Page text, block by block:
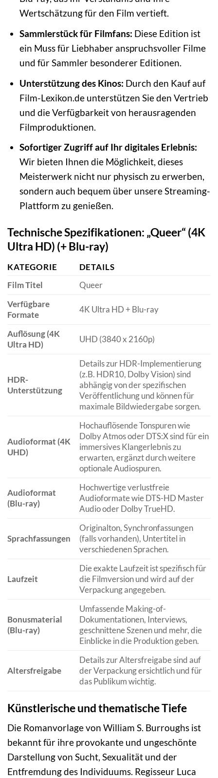
Wertschätzung für den Film vertieft.
Sammlerstück für Filmfans: Diese Edition ist
ein Muss für Liebhaber anspruchsvoller Filme
und für Sammler besonderer Editionen.
Unterstützung des Kinos: Durch den Kauf auf
Film-Lexikon.de unterstützen Sie den Vertrieb
und die Verfügbarkeit von herausragenden
Filmproduktionen.
Sofortiger Zugriff auf Ihr digitales Erlebnis:
Wir bieten Ihnen die Möglichkeit, dieses
Meisterwerk nicht nur physisch zu erwerben,
sondern auch bequem über unsere Streaming-
Plattform zu genießen.
Technische Spezifikationen: „Queer“ (4K
Ultra HD) (+ Blu-ray)
KATEGORIE
DETAILS
Film Titel
Queer
Verfügbare
Formate
4K Ultra HD + Blu-ray
Auflösung (4K
Ultra HD)
UHD (3840 x 2160p)
HDR-
Unterstützung
Details zur HDR-Implementierung
(z.B. HDR10, Dolby Vision) sind
abhängig von der spezifischen
Veröffentlichung und können für
maximale Bildwiedergabe sorgen.
Audioformat (4K
UHD)
Hochauflösende Tonspuren wie
Dolby Atmos oder DTS:X sind für ein
immersives Klangerlebnis zu
erwarten, ergänzt durch weitere
optionale Audiospuren.
Audioformat
(Blu-ray)
Hochwertige verlustfreie
Audioformate wie DTS-HD Master
Audio oder Dolby TrueHD.
Sprachfassungen
Originalton, Synchronfassungen
(falls vorhanden), Untertitel in
verschiedenen Sprachen.
Laufzeit
Die exakte Laufzeit ist spezifisch für
die Filmversion und wird auf der
Verpackung angegeben.
Bonusmaterial
(Blu-ray)
Umfassende Making-of-
Dokumentationen, Interviews,
geschnittene Szenen und mehr, die
Einblicke in die Produktion geben.
Altersfreigabe
Details zur Altersfreigabe sind auf
der Verpackung ersichtlich und für
das Publikum wichtig.
Künstlerische und thematische Tiefe
Die Romanvorlage von William S. Burroughs ist
bekannt für ihre provokante und ungeschönte
Darstellung von Sucht, Sexualität und der
Entfremdung des Individuums. Regisseur Luca